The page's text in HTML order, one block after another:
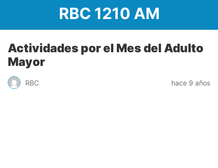
RBC 1210 AM
Actividades por el Mes del Adulto
Mayor
RBC hace 9 años